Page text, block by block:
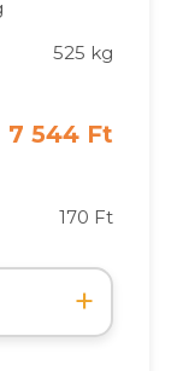
525 kg
7 544 Ft
170 Ft
+